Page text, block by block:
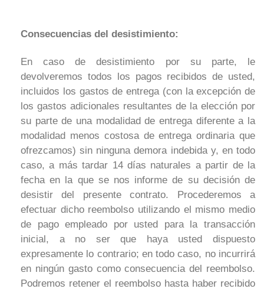
Consecuencias del desistimiento:
En caso de desistimiento por su parte, le
devolveremos todos los pagos recibidos de usted,
incluidos los gastos de entrega (con la excepción de
los gastos adicionales resultantes de la elección por
su parte de una modalidad de entrega diferente a la
modalidad menos costosa de entrega ordinaria que
ofrezcamos) sin ninguna demora indebida y, en todo
caso, a más tardar 14 días naturales a partir de la
fecha en la que se nos informe de su decisión de
desistir del presente contrato. Procederemos a
efectuar dicho reembolso utilizando el mismo medio
de pago empleado por usted para la transacción
inicial, a no ser que haya usted dispuesto
expresamente lo contrario; en todo caso, no incurrirá
en ningún gasto como consecuencia del reembolso.
Podremos retener el reembolso hasta haber recibido